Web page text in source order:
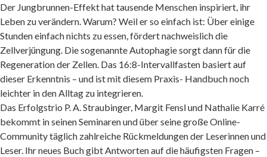
Der Jungbrunnen-Effekt hat tausende Menschen inspiriert, ihr
Leben zu verändern. Warum? Weil er so einfach ist: Über einige
Stunden einfach nichts zu essen, fördert nachweislich die
Zellverjüngung. Die sogenannte Autophagie sorgt dann für die
Regeneration der Zellen. Das 16:8-Intervallfasten basiert auf
dieser Erkenntnis – und ist mit diesem Praxis- Handbuch noch
leichter in den Alltag zu integrieren.
Das Erfolgstrio P. A. Straubinger, Margit Fensl und Nathalie Karré
bekommt in seinen Seminaren und über seine große Online-
Community täglich zahlreiche Rückmeldungen der Leserinnen und
Leser. Ihr neues Buch gibt Antworten auf die häufigsten Fragen –